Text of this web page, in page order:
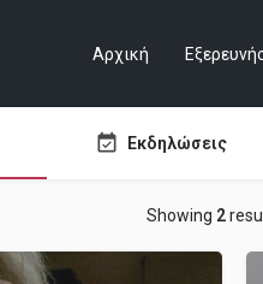
Αρχική
Εκδηλώσεις
Showing 2